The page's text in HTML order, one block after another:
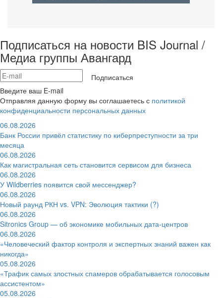
Подписаться на новости BIS Journal /
Медиа группы Авангард
Подписаться
Введите ваш E-mail
Отправляя данную форму вы соглашаетесь с политикой
конфиденциальности персональных данных
06.08.2026
Банк России привёл статистику по киберпреступности за три
месяца
06.08.2026
Как магистральная сеть становится сервисом для бизнеса
06.08.2026
У Wildberries появится свой мессенджер?
06.08.2026
Новый раунд РКН vs. VPN: Эволюция тактики (?)
06.08.2026
Sitronics Group — об экономике мобильных дата-центров
06.08.2026
«Человеческий фактор контроля и экспертных знаний важен как
никогда»
05.08.2026
«Трафик самых злостных спамеров обрабатывается голосовым
ассистентом»
05.08.2026